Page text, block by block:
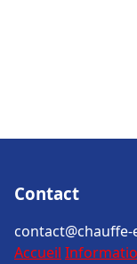
Contact
Accueil